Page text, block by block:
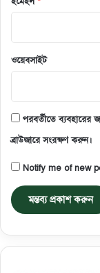
ওয়েবসাইট
পরবর্তীতে ব্যবহারের
ব্রাউজারে সংরক্ষণ করুন।
Notify me of new